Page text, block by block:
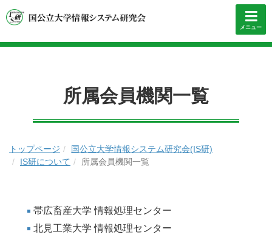
メニュー
所属会員機関一覧
トップページ
国公立大学情報システム研究会(IS研)
IS研について
所属会員機関一覧
帯広畜産大学 情報処理センター
北見工業大学 情報処理センター